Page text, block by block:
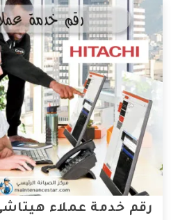
رقم خدمة عملاء